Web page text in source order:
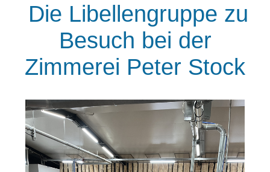
Die Libellengruppe zu
Besuch bei der
Zimmerei Peter Stock